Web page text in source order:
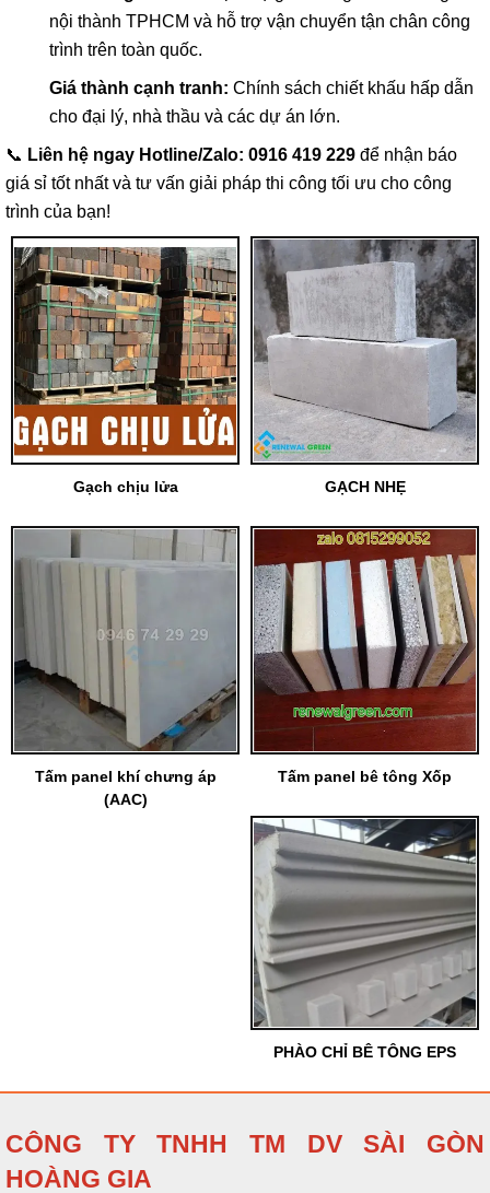
nội thành TPHCM và hỗ trợ vận chuyển tận chân công
trình trên toàn quốc.
Giá thành cạnh tranh: Chính sách chiết khấu hấp dẫn
cho đại lý, nhà thầu và các dự án lớn.
📞 Liên hệ ngay Hotline/Zalo: 0916 419 229 để nhận báo
giá sỉ tốt nhất và tư vấn giải pháp thi công tối ưu cho công
trình của bạn!
Gạch chịu lửa GẠCH NHẸ
Tấm panel khí chưng áp
(AAC)
Tấm panel bê tông Xốp
PHÀO CHỈ BÊ TÔNG EPS
CÔNG TY TNHH TM DV SÀI GÒN
HOÀNG GIA